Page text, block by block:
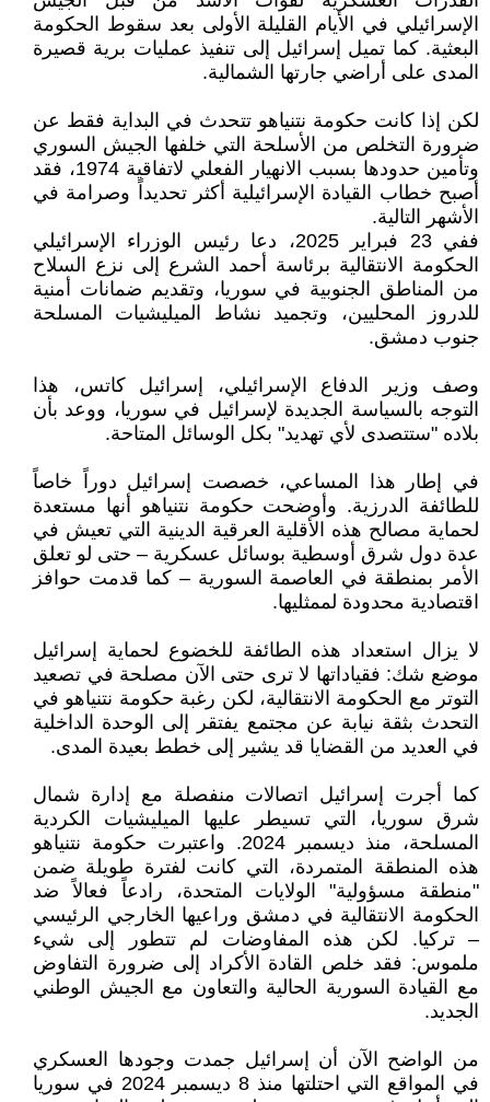
الإسرائيلي في الأيام القليلة الأولى بعد سقوط الحكومة
البعثية. كما تميل إسرائيل إلى تنفيذ عمليات برية قصيرة
المدى على أراضي جارتها الشمالية.
لكن إذا كانت حكومة نتنياهو تتحدث في البداية فقط عن
ضرورة التخلص من الأسلحة التي خلفها الجيش السوري
وتأمين حدودها بسبب الانهيار الفعلي لاتفاقية 1974، فقد
أصبح خطاب القيادة الإسرائيلية أكثر تحديداً وصرامة في
الأشهر التالية.
ففي 23 فبراير 2025، دعا رئيس الوزراء الإسرائيلي
الحكومة الانتقالية برئاسة أحمد الشرع إلى نزع السلاح
من المناطق الجنوبية في سوريا، وتقديم ضمانات أمنية
للدروز المحليين، وتجميد نشاط الميليشيات المسلحة
جنوب دمشق.
وصف وزير الدفاع الإسرائيلي، إسرائيل كاتس، هذا
التوجه بالسياسة الجديدة لإسرائيل في سوريا، ووعد بأن
بلاده "ستتصدى لأي تهديد" بكل الوسائل المتاحة.
في إطار هذا المساعي، خصصت إسرائيل دوراً خاصاً
للطائفة الدرزية. وأوضحت حكومة نتنياهو أنها مستعدة
لحماية مصالح هذه الأقلية العرقية الدينية التي تعيش في
عدة دول شرق أوسطية بوسائل عسكرية – حتى لو تعلق
الأمر بمنطقة في العاصمة السورية – كما قدمت حوافز
اقتصادية محدودة لممثليها.
لا يزال استعداد هذه الطائفة للخضوع لحماية إسرائيل
موضع شك: فقياداتها لا ترى حتى الآن مصلحة في تصعيد
التوتر مع الحكومة الانتقالية، لكن رغبة حكومة نتنياهو في
التحدث بثقة نيابة عن مجتمع يفتقر إلى الوحدة الداخلية
في العديد من القضايا قد يشير إلى خطط بعيدة المدى.
كما أجرت إسرائيل اتصالات منفصلة مع إدارة شمال
شرق سوريا، التي تسيطر عليها الميليشيات الكردية
المسلحة، منذ ديسمبر 2024. واعتبرت حكومة نتنياهو
هذه المنطقة المتمردة، التي كانت لفترة طويلة ضمن
"منطقة مسؤولية" الولايات المتحدة، رادعاً فعالاً ضد
الحكومة الانتقالية في دمشق وراعيها الخارجي الرئيسي
– تركيا. لكن هذه المفاوضات لم تتطور إلى شيء
ملموس: فقد خلص القادة الأكراد إلى ضرورة التفاوض
مع القيادة السورية الحالية والتعاون مع الجيش الوطني
الجديد.
من الواضح الآن أن إسرائيل جمدت وجودها العسكري
في المواقع التي احتلتها منذ 8 ديسمبر 2024 في سوريا